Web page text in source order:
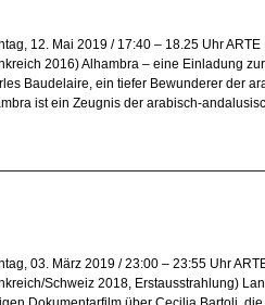
12. Mai 2019 / 17:40 – 18.25 Uhr
2016) Alhambra – eine Einladung
Baudelaire, ein tiefer Bewunderer der
ist ein Zeugnis der arabisch-
03. März 2019 / 23:00 – 23:55 Uhr
Schweiz 2018, Erstausstrahlung)